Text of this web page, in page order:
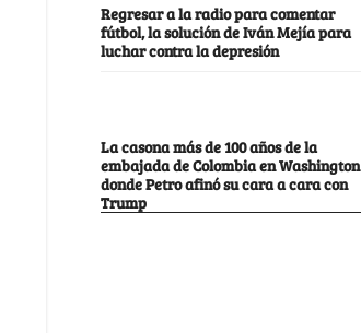
Regresar a la radio para comentar
fútbol, la solución de Iván Mejía para
luchar contra la depresión
La casona más de 100 años de la
embajada de Colombia en Washington
donde Petro afinó su cara a cara con
Trump